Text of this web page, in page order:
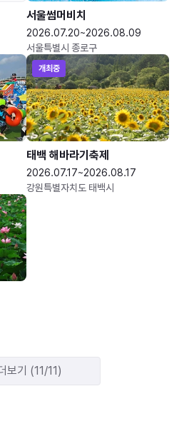
서울썸머비치
2026.07.20~2026.08.09
서울특별시 종로구
개최중
태백 해바라기축제
2026.07.17~2026.08.17
강원특별자치도 태백시
보기 (11/11)